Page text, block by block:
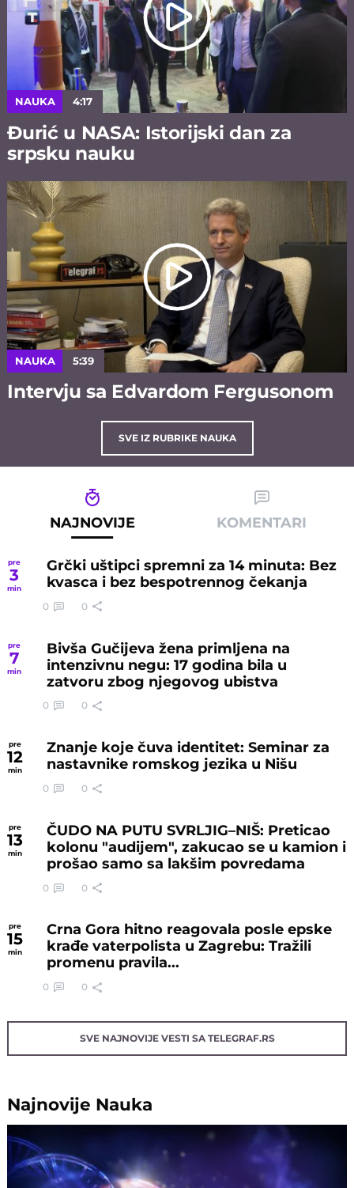
NAUKA 4:17
Đurić u NASA: Istorijski dan za
srpsku nauku
NAUKA 5:39
Intervju sa Edvardom Fergusonom
SVE IZ RUBRIKE NAUKA
NAJNOVIJE KOMENTARI
pre
3
min
Grčki uštipci spremni za 14 minuta: Bez
kvasca i bez bespotrennog čekanja
0 0
pre
7
min
Bivša Gučijeva žena primljena na
intenzivnu negu: 17 godina bila u
zatvoru zbog njegovog ubistva
0 0
pre
12
min
Znanje koje čuva identitet: Seminar za
nastavnike romskog jezika u Nišu
0 0
pre
13
min
ČUDO NA PUTU SVRLJIG–NIŠ: Preticao
kolonu "audijem", zakucao se u kamion i
prošao samo sa lakšim povredama
0 0
pre
15
min
Crna Gora hitno reagovala posle epske
krađe vaterpolista u Zagrebu: Tražili
promenu pravila...
0 0
SVE NAJNOVIJE VESTI SA TELEGRAF.RS
Najnovije Nauka